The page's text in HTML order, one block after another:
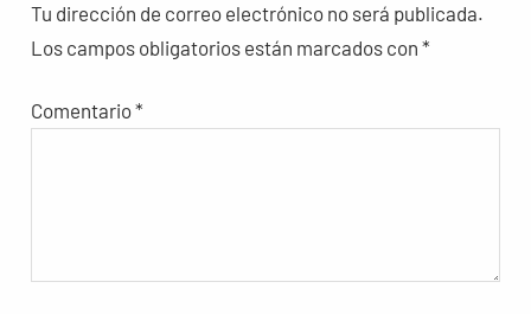
Tu dirección de correo electrónico no será publicada.
Los campos obligatorios están marcados con *
Comentario*